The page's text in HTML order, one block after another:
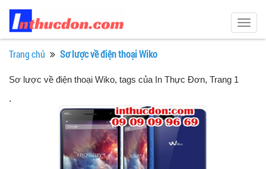
Trang chủ Sơ lược về điện thoại Wiko
Sơ lược về điện thoại Wiko, tags của In Thực Đơn, Trang 1
.